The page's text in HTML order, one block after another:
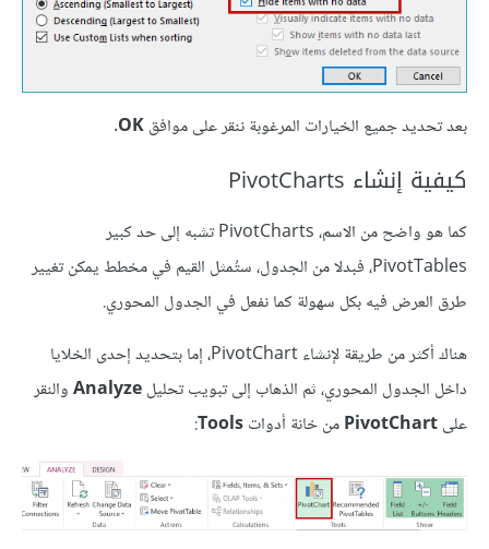
بعد تحديد جميع الخيارات المرغوبة ننقر على موافقOK
.
كيفية إنشاء PivotCharts
كما هو واضح من الاسم، PivotCharts تشبه إلى حد كبير
PivotTables، فبدلا من الجدول، ستُمثل القيم في مخطط يمكن تغيير
طرق العرض فيه بكل سهولة كما نفعل في الجدول المحوري.
هناك أكثر من طريقة لإنشاء PivotChart، إما بتحديد إحدى الخلايا
داخل الجدول المحوري، ثم الذهاب إلى تبويب تحليلAnalyzeوالنقر
علىPivotChartمن خانة أدواتTools
: